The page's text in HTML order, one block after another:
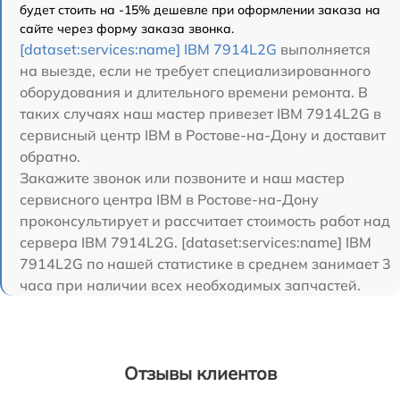
будет стоить на -15% дешевле при оформлении заказа на
сайте через форму заказа звонка.
[dataset:services:name] IBM 7914L2G выполняется
на выезде, если не требует специализированного
оборудования и длительного времени ремонта. В
таких случаях наш мастер привезет IBM 7914L2G в
сервисный центр IBM в Ростове-на-Дону и доставит
обратно.
Закажите звонок или позвоните и наш мастер
сервисного центра IBM в Ростове-на-Дону
проконсультирует и рассчитает стоимость работ над
сервера IBM 7914L2G. [dataset:services:name] IBM
7914L2G по нашей статистике в среднем занимает 3
часа при наличии всех необходимых запчастей.
Отзывы клиентов